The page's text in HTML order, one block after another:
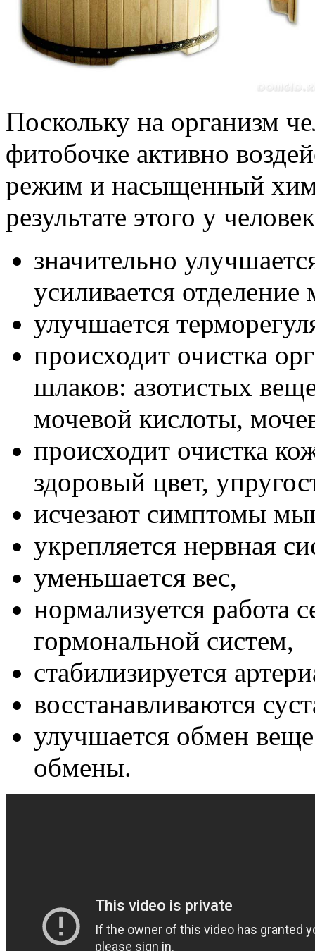
Поскольку на организм
фитобочке активно
режим и насыщенный
результате этого у
значительно
усиливается
улучшается
происходит очистка
шлаков: азотистых
мочевой кислоты,
происходит очистка
здоровый цвет,
исчезают симптомы
укрепляется нервная
уменьшается вес,
нормализуется работа
гормональной систем,
стабилизируется
восстанавливаются
улучшается обмен
обмены.